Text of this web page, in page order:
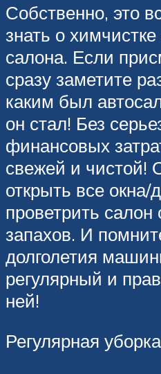
Собственно, это
знать о
салона. Если
сразу заметите
каким был
он стал! Без
финансовых
свежей и чистой!
открыть все
проветрить салон
запахов. И
долголетия
регулярный и
ней!
Регулярная